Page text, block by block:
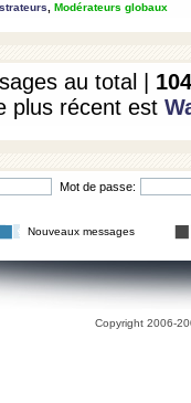
Modérateurs globaux
au total | 104
plus récent est
Mot de passe:
Nouveaux messages
Copyright 2006-